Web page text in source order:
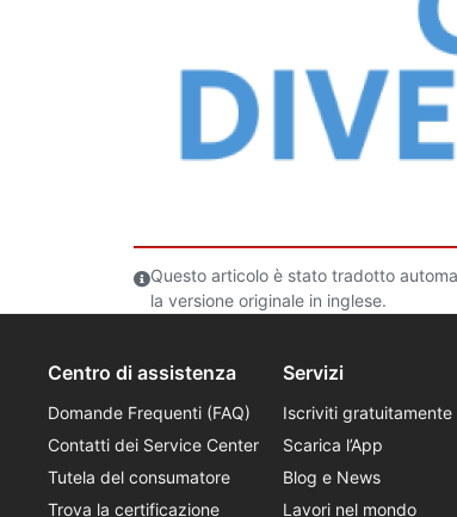
Questo articolo è stato tradotto
la versione originale in inglese.
Centro di assistenza
Domande Frequenti (FAQ)
Contatti dei Service Center
Tutela del consumatore
Trova la certificazione
Servizi
Iscriviti gratuitamente
Scarica l’App
Blog e News
Lavori nel mondo